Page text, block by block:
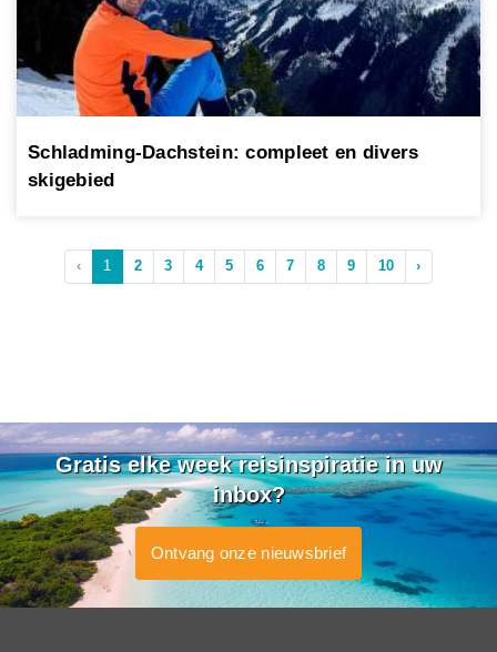
Schladming-Dachstein: compleet en divers
skigebied
‹ 1 2 3 4 5 6 7 8 9 10 ›
Gratis elke week reisinspiratie in uw
inbox?
Ontvang onze nieuwsbrief